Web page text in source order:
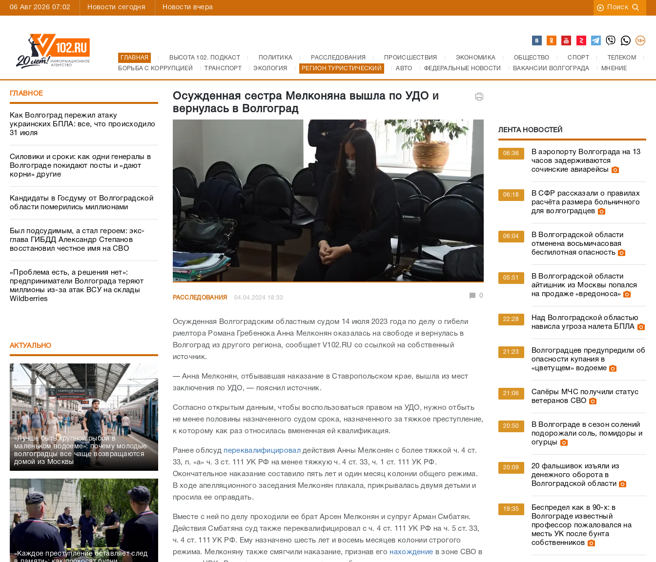
06 Авг 2026 07:02 Новости сегодня Новости вчера Поиск
ГЛАВНАЯ ВЫСОТА 102. ПОДКАСТ ПОЛИТИКА РАССЛЕДОВАНИЯ ПРОИСШЕСТВИЯ ЭКОНОМИКА ОБЩЕСТВО СПОРТ
ТЕЛЕКОМ
БОРЬБА С КОРРУПЦИЕЙ
ТРАНСПОРТ ЭКОЛОГИЯ РЕГИОН ТУРИСТИЧЕСКИЙ АВТО ФЕДЕРАЛЬНЫЕ НОВОСТИ ВАКАНСИИ ВОЛГОГРАДА МНЕНИЕ
ГЛАВНОЕ
Как Волгоград пережил атаку
украинских БПЛА: все, что происходило
31 июля
Силовики и сроки: как одни генералы в
Волгограде покидают посты и «дают
корни» другие
Кандидаты в Госдуму от Волгоградской
области померились миллионами
Был подсудимым, а стал героем: экс-
глава ГИБДД Александр Степанов
восстановил честное имя на СВО
«Проблема есть, а решения нет»:
предприниматели Волгограда теряют
миллионы из-за атак ВСУ на склады
Wildberries
АКТУАЛЬНО
«Лучше быть крупной рыбой в
маленьком водоеме»: почему молодые
волгоградцы все чаще возвращаются
домой из Москвы
«Каждое преступление оставляет след
Осужденная сестра Мелконяна вышла по УДО и
вернулась в Волгоград
РАССЛЕДОВАНИЯ 04.04.2024 18:33 0
Осужденная Волгоградским областным судом 14 июля 2023 года по делу о гибели
риелтора Романа Гребенюка Анна Мелконян оказалась на свободе и вернулась в
Волгоград из другого региона, сообщает V102.RU со ссылкой на собственный
источник.
— Анна Мелконян, отбывавшая наказание в Ставропольском крае, вышла из мест
заключения по УДО, — пояснил источник.
Согласно открытым данным, чтобы воспользоваться правом на УДО, нужно отбыть
не менее половины назначенного судом срока, назначенного за тяжкое преступление,
к которому как раз относилась вмененная ей квалификация.
Ранее облсуд переквалифицировалдействия Анны Мелконян с более тяжкой ч. 4 ст.
33, п. «а» ч. 3 ст. 111 УК РФ на менее тяжкую ч. 4 ст. 33, ч. 1 ст. 111 УК РФ.
Окончательное наказание составило пять лет и один месяц колонии общего режима.
В ходе апелляционного заседания Мелконян плакала, прикрывалась двумя детьми и
просила ее оправдать.
Вместе с ней по делу проходили ее брат Арсен Мелконян и супруг Арман Смбатян.
Действия Смбатяна суд также переквалифицировал с ч. 4 ст. 111 УК РФ на ч. 5 ст. 33,
ч. 4 ст. 111 УК РФ. Ему назначено шесть лет и восемь месяцев колонии строгого
режима. Мелконяну также смягчили наказание, признав его нахождение в зоне СВО в
ЛЕНТА НОВОСТЕЙ
06:36
В аэропорту Волгограда на 13
часов задерживаются
сочинские авиарейсы
06:18
В СФР рассказали о правилах
расчёта размера больничного
для волгоградцев
06:04
В Волгоградской области
отменена восьмичасовая
беспилотная опасность
05:51
В Волгоградской области
айтишник из Москвы попался
на продаже «вредоноса»
22:28
Над Волгоградской областью
нависла угроза налета БПЛА
21:23
Волгоградцев предупредили об
опасности купания в
«цветущем» водоеме
21:06
Сапёры МЧС получили статус
ветеранов СВО
20:50
В Волгограде в сезон солений
подорожали соль, помидоры и
огурцы
20:09
20 фальшивок изъяли из
денежного оборота в
Волгоградской области
19:35
Беспредел как в 90-х: в
Волгограде известный
профессор пожаловался на
месть УК после бунта
собственников